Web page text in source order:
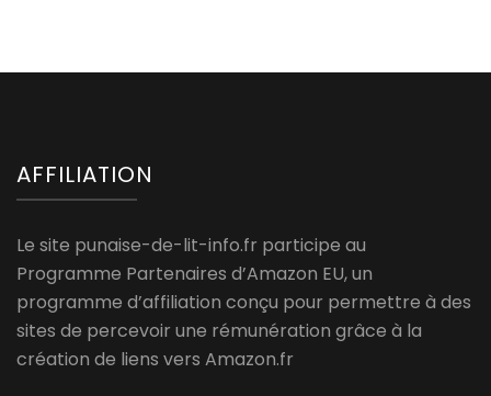
AFFILIATION
Le site punaise-de-lit-info.fr participe au
Programme Partenaires d’Amazon EU, un
programme d’affiliation conçu pour permettre à des
sites de percevoir une rémunération grâce à la
création de liens vers Amazon.fr